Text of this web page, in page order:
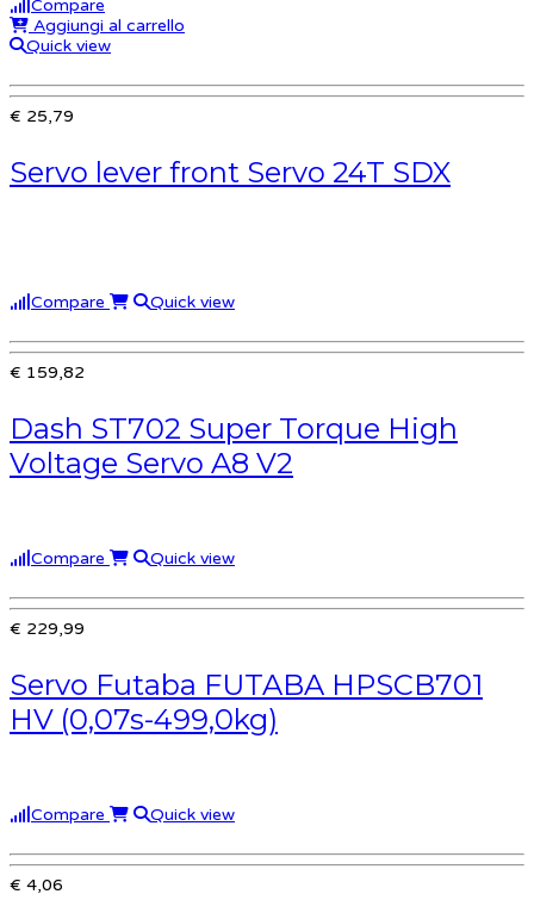
Compare
Aggiungi al carrello
Quick view
€ 25,79
Servo lever front Servo 24T SDX
Compare Quick view
€ 159,82
Dash ST702 Super Torque High
Voltage Servo A8 V2
Compare Quick view
€ 229,99
Servo Futaba FUTABA HPSCB701
HV (0,07s-499,0kg)
Compare Quick view
€ 4,06